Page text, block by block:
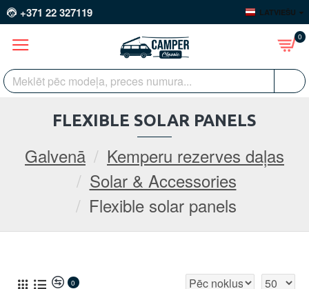
+371 22 327119 LATVIEŠU
0
Galvenā
Kemperu rezerves daļas
Solar & Accessories
Flexible solar panels
FLEXIBLE SOLAR PANELS
0